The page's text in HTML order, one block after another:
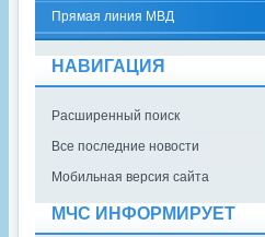
Прямая линия МВД
НАВИГАЦИЯ
Расширенный поиск
Все последние новости
Мобильная версия сайта
МЧС ИНФОРМИРУЕТ